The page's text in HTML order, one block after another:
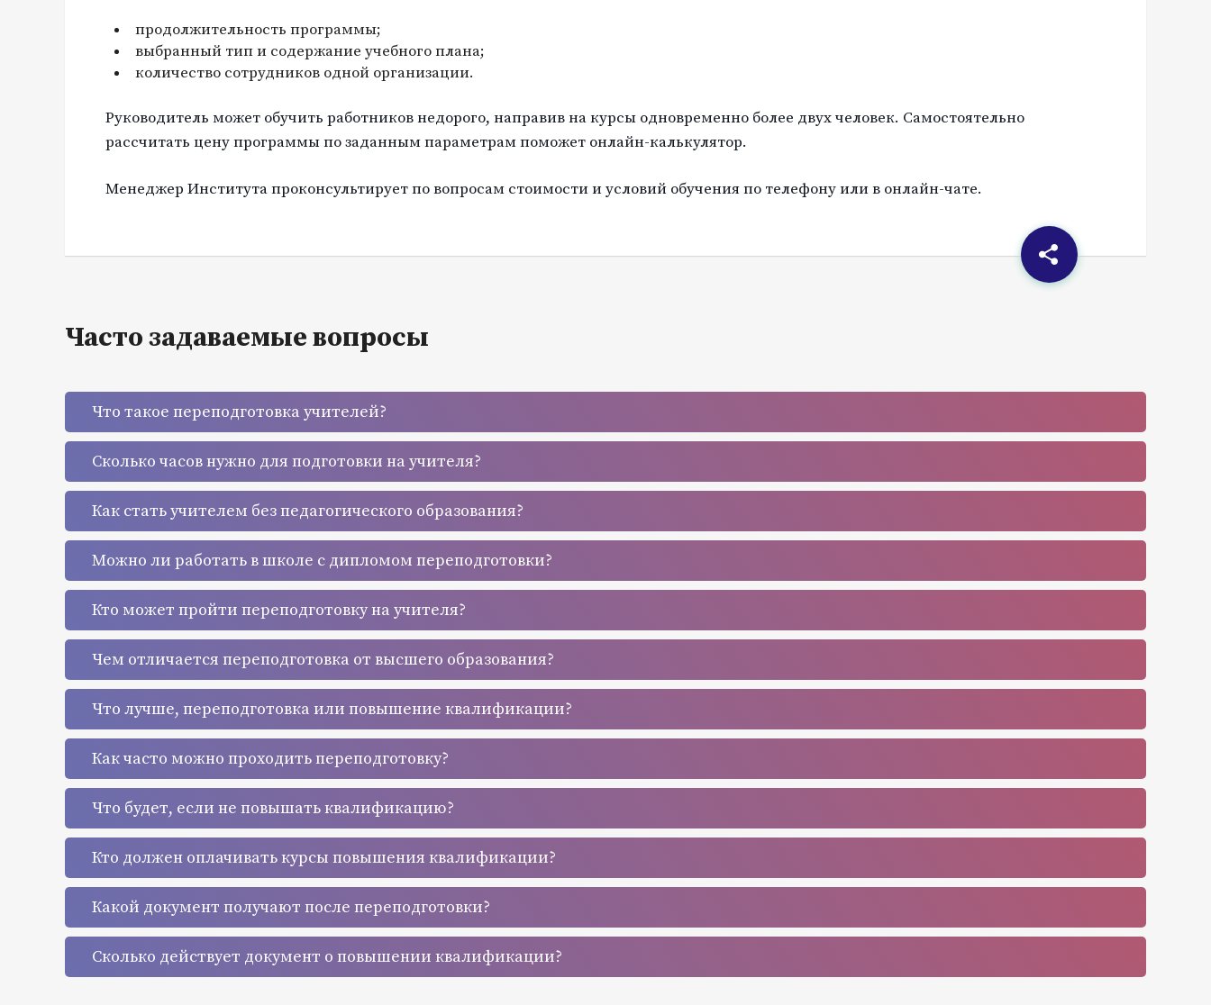
продолжительность программы;
выбранный тип и содержание учебного плана;
количество сотрудников одной организации.
Руководитель может обучить работников недорого, направив на курсы одновременно более двух человек. Самостоятельно
рассчитать цену программы по заданным параметрам поможет онлайн-калькулятор.
Менеджер Института проконсультирует по вопросам стоимости и условий обучения по телефону или в онлайн-чате.
Часто задаваемые вопросы
Что такое переподготовка учителей?
Сколько часов нужно для подготовки на учителя?
Как стать учителем без педагогического образования?
Можно ли работать в школе с дипломом переподготовки?
Кто может пройти переподготовку на учителя?
Чем отличается переподготовка от высшего образования?
Что лучше, переподготовка или повышение квалификации?
Как часто можно проходить переподготовку?
Что будет, если не повышать квалификацию?
Кто должен оплачивать курсы повышения квалификации?
Какой документ получают после переподготовки?
Сколько действует документ о повышении квалификации?